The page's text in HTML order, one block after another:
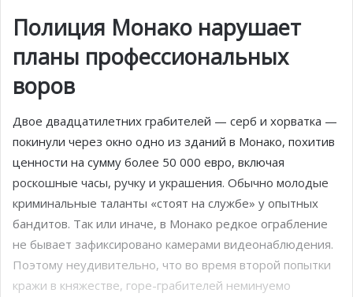
Полиция Монако нарушает
планы профессиональных
воров
Двое двадцатилетних грабителей — серб и хорватка —
покинули через окно одно из зданий в Монако, похитив
ценности на сумму более 50 000 евро, включая
роскошные часы, ручку и украшения. Обычно молодые
криминальные таланты «стоят на службе» у опытных
бандитов. Так или иначе, в Монако редкое ограбление
не бывает зафиксировано камерами видеонаблюдения.
Поэтому неудивительно, что во время второй попытки
кражи в княжестве, горе-грабителей неминуемо